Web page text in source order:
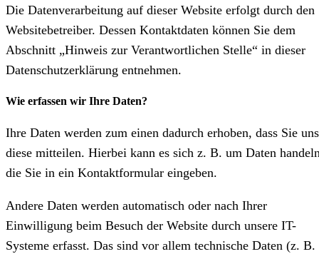
Die Datenverarbeitung auf dieser Website erfolgt durch den
Websitebetreiber. Dessen Kontaktdaten können Sie dem
Abschnitt „Hinweis zur Verantwortlichen Stelle“ in dieser
Datenschutzerklärung entnehmen.
Wie erfassen wir Ihre Daten?
Ihre Daten werden zum einen dadurch erhoben, dass Sie uns
diese mitteilen. Hierbei kann es sich z. B. um Daten
die Sie in ein Kontaktformular eingeben.
Andere Daten werden automatisch oder nach Ihrer
Einwilligung beim Besuch der Website durch unsere IT-
Systeme erfasst. Das sind vor allem technische Daten (z. B.